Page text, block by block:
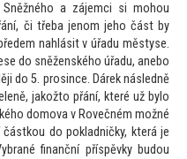
a zájemci si mohou
či třeba jenom jeho část by
nahlásit v úřadu městyse.
do sněženského úřadu, anebo
do 5. prosince. Dárek následně
jakožto přání, které už bylo
domova v Rovečném možné
do pokladničky, která je
finanční příspěvky budou